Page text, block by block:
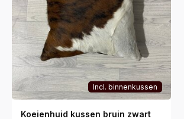
Incl. binnenkussen
Koeienhuid kussen bruin zwart